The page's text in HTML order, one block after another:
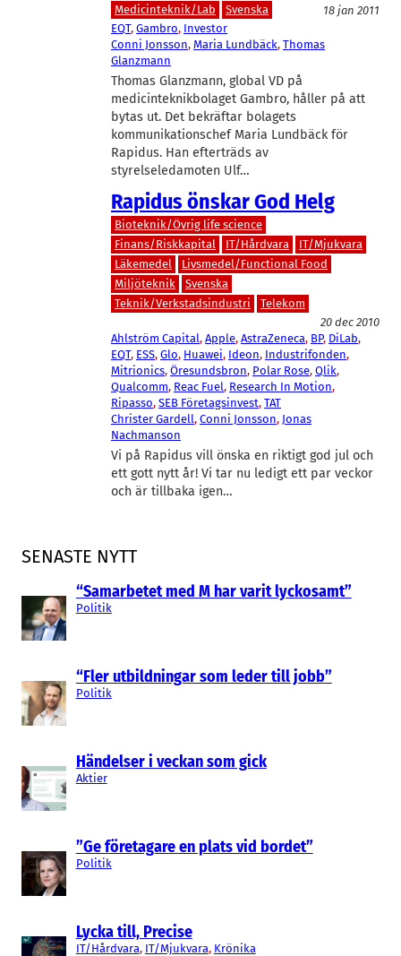
SENASTE NYTT
“Samarbetet med M har varit lyckosamt”
Politik
“Fler utbildningar som leder till jobb”
Politik
Händelser i veckan som gick
Aktier
”Ge företagare en plats vid bordet”
Politik
Lycka till, Precise
IT/Hårdvara, IT/Mjukvara, Krönika
Medicinteknik/Lab Svenska
18 jan 2011
EQT, Gambro, Investor
Conni Jonsson, Maria Lundbäck, Thomas
Glanzmann
Thomas Glanzmann, global VD på
medicinteknikbolaget Gambro, håller på att
bytas ut. Det bekräftar bolagets
kommunikationschef Maria Lundbäck för
Rapidus. Han efterträds av
styrelseledamoten Ulf…
Rapidus önskar God Helg
Bioteknik/Övrig life science
Finans/Riskkapital
IT/Hårdvara
IT/Mjukvara
Läkemedel
Livsmedel/Functional Food
Miljöteknik
Svenska
Teknik/Verkstadsindustri
Telekom
20 dec 2010
Ahlström Capital, Apple, AstraZeneca, BP, DiLab
EQT, ESS, Glo, Huawei, Ideon, Industrifonden
Mitrionics, Öresundsbron, Polar Rose, Qlik
Qualcomm, Reac Fuel, Research In Motion
Ripasso, SEB Företagsinvest, TAT
Christer Gardell, Conni Jonsson, Jonas
Nachmanson
Vi på Rapidus vill önska en riktigt god jul och
ett gott nytt år! Vi tar nu ledigt ett par veckor
och är tillbaka igen…